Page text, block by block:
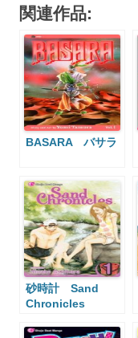
関連作品:
BASARA バサラ
砂時計 Sand
Chronicles